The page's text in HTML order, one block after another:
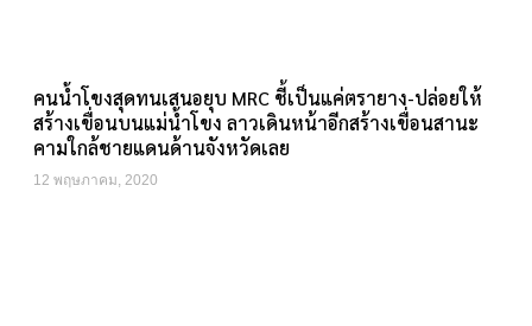
คนน้ำโขงสุดทนเสนอยุบ MRC ชี้เป็นแค่ตรายาง-ปล่อยให้
สร้างเขื่อนบนแม่น้ำโขง ลาวเดินหน้าอีกสร้างเขื่อนสานะ
คามใกล้ชายแดนด้านจังหวัดเลย
12 พฤษภาคม, 2020